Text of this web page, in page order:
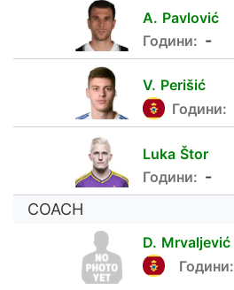
A. Pavlović
Години: -
V. Perišić
Години:
Luka Štor
Години: -
COACH
D. Mrvaljević
Години: